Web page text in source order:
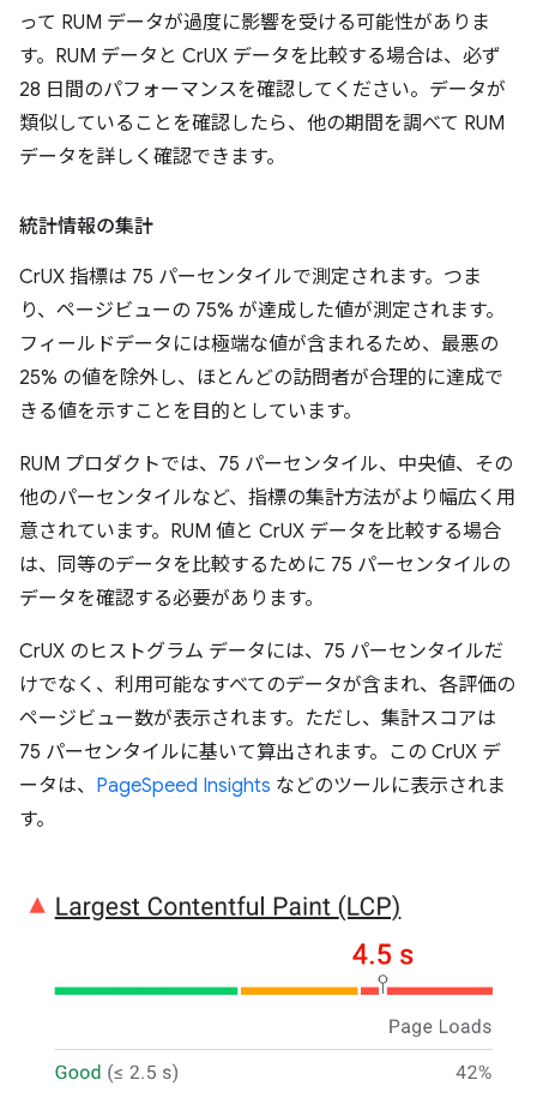
って RUM データが過度に影響を受ける可能性がありま
す。RUM データと CrUX データを比較する場合は、必ず
28 日間のパフォーマンスを確認してください。データが
類似していることを確認したら、他の期間を調べて RUM
データを詳しく確認できます。
統計情報の集計
CrUX 指標は 75 パーセンタイルで測定されます。つま
り、ページビューの 75% が達成した値が測定されます。
フィールドデータには極端な値が含まれるため、最悪の
25% の値を除外し、ほとんどの訪問者が合理的に達成で
きる値を示すことを目的としています。
RUM プロダクトでは、75 パーセンタイル、中央値、その
他のパーセンタイルなど、指標の集計方法がより幅広く用
意されています。RUM 値と CrUX データを比較する場合
は、同等のデータを比較するために 75 パーセンタイルの
データを確認する必要があります。
CrUX のヒストグラム データには、75 パーセンタイルだ
けでなく、利用可能なすべてのデータが含まれ、各評価の
ページビュー数が表示されます。ただし、集計スコアは
75 パーセンタイルに基いて算出されます。この CrUX デ
ータは、 PageSpeed Insights などのツールに表示されま
す。